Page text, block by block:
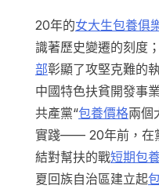
20年的女大生包養俱
識著歷史變遷的刻度
部彰顯了攻堅克難的
中國特色扶貧開發事
共產黨“包養價格兩個
實踐—— 20年前，在
結對幫扶的戰短期包
夏回族自治區建立起